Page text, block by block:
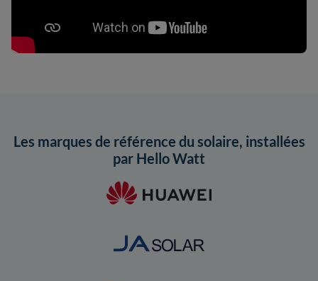
Les marques de référence du solaire, installées
par Hello Watt